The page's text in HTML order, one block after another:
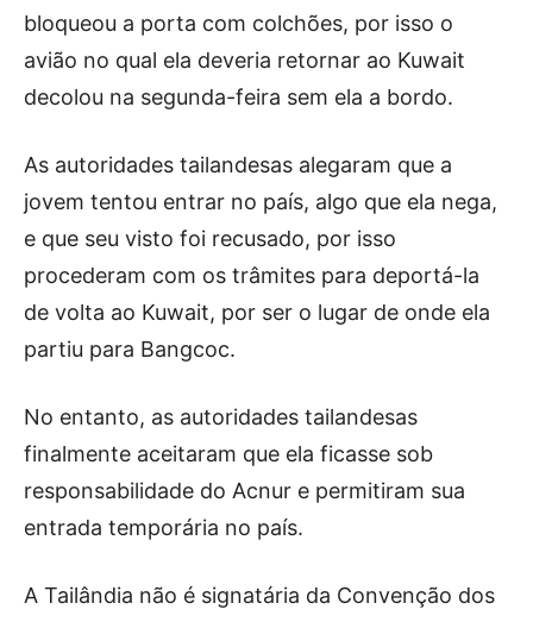
bloqueou a porta com colchões, por isso o
avião no qual ela deveria retornar ao Kuwait
decolou na segunda-feira sem ela a bordo.
As autoridades tailandesas alegaram que a
jovem tentou entrar no país, algo que ela nega,
e que seu visto foi recusado, por isso
procederam com os trâmites para deportá-la
de volta ao Kuwait, por ser o lugar de onde ela
partiu para Bangcoc.
No entanto, as autoridades tailandesas
finalmente aceitaram que ela ficasse sob
responsabilidade do Acnur e permitiram sua
entrada temporária no país.
A Tailândia não é signatária da Convenção dos